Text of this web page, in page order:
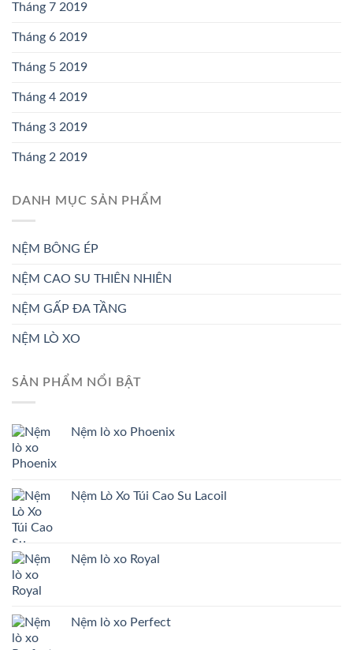
Tháng 7 2019
Tháng 6 2019
Tháng 5 2019
Tháng 4 2019
Tháng 3 2019
Tháng 2 2019
DANH MỤC SẢN PHẨM
NỆM BÔNG ÉP
NỆM CAO SU THIÊN NHIÊN
NỆM GẤP ĐA TẦNG
NỆM LÒ XO
SẢN PHẨM NỔI BẬT
Nệm lò xo Phoenix
Nệm Lò Xo Túi Cao Su Lacoil
Nệm lò xo Royal
Nệm lò xo Perfect